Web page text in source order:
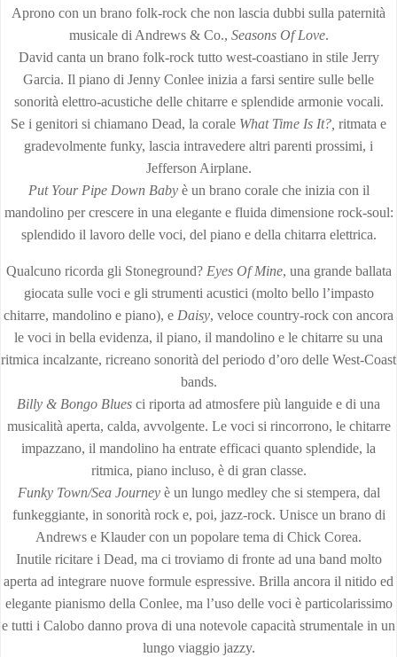
Aprono con un brano folk-rock che non lascia dubbi sulla paternità
musicale di Andrews & Co., Seasons Of Love.
David canta un brano folk-rock tutto west-coastiano in stile Jerry
Garcia. Il piano di Jenny Conlee inizia a farsi sentire sulle belle
sonorità elettro-acustiche delle chitarre e splendide armonie vocali.
Se i genitori si chiamano Dead, la corale What Time Is It?, ritmata e
gradevolmente funky, lascia intravedere altri parenti prossimi, i
Jefferson Airplane.
Put Your Pipe Down Babyè un brano corale che inizia con il
mandolino per crescere in una elegante e fluida dimensione rock-soul:
splendido il lavoro delle voci, del piano e della chitarra elettrica.
Qualcuno ricorda gli Stoneground? Eyes Of Mine, una grande ballata
giocata sulle voci e gli strumenti acustici (molto bello l’impasto
chitarre, mandolino e piano), e Daisy, veloce country-rock con ancora
le voci in bella evidenza, il piano, il mandolino e le chitarre su una
ritmica incalzante, ricreano sonorità del periodo d’oro delle West-Coast
bands.
Billy & Bongo Blues ci riporta ad atmosfere più languide e di una
musicalità aperta, calda, avvolgente. Le voci si rincorrono, le chitarre
impazzano, il mandolino ha entrate efficaci quanto splendide, la
ritmica, piano incluso, è di gran classe.
Funky Town/Sea Journeyè un lungo medley che si stempera, dal
funkeggiante, in sonorità rock e, poi, jazz-rock. Unisce un brano di
Andrews e Klauder con un popolare tema di Chick Corea.
Inutile ricitare i Dead, ma ci troviamo di fronte ad una band molto
aperta ad integrare nuove formule espressive. Brilla ancora il nitido ed
elegante pianismo della Conlee, ma l’uso delle voci è particolarissimo
e tutti i Calobo danno prova di una notevole capacità strumentale in un
lungo viaggio jazzy.